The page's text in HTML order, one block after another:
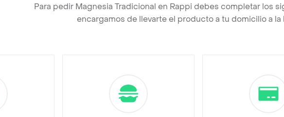
Para pedir Magnesia Tradicional en Rappi debes completar los
encargamos de llevarte el producto a tu domicilio a la